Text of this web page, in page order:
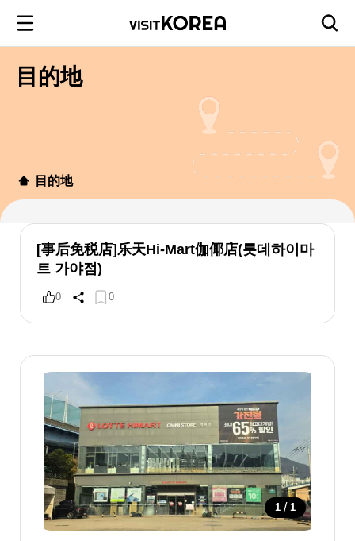
目的地
目的地
[事后免税店]乐天Hi-Mart伽倻店(롯데하이마
트 가야점)
0 0
1 / 1